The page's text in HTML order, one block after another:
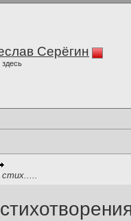
Серёгин